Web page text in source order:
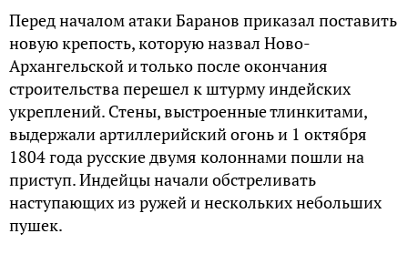
Перед началом атаки Баранов приказал поставить
новую крепость, которую назвал Ново-
Архангельской и только после окончания
строительства перешел к штурму индейских
укреплений. Стены, выстроенные тлинкитами,
выдержали артиллерийский огонь и 1 октября
1804 года русские двумя колоннами пошли на
приступ. Индейцы начали обстреливать
наступающих из ружей и нескольких небольших
пушек.